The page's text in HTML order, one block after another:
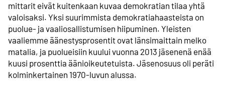
mittarit eivät kuitenkaan kuvaa demokratian tilaa yhtä
valoisaksi. Yksi suurimmista demokratia­haasteista on
puolue- ja vaali­osallistumisen hiipuminen. Yleisten
vaaliemme äänestys­prosentit ovat länsimaittain melko
matalia, ja puolueisiin kuului vuonna 2013 jäsenenä enää
kuusi prosenttia äänioikeutetuista. Jäsenosuus oli peräti
kolminkertainen 1970-luvun alussa.